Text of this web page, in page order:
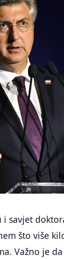
savjet
što više
Važno je